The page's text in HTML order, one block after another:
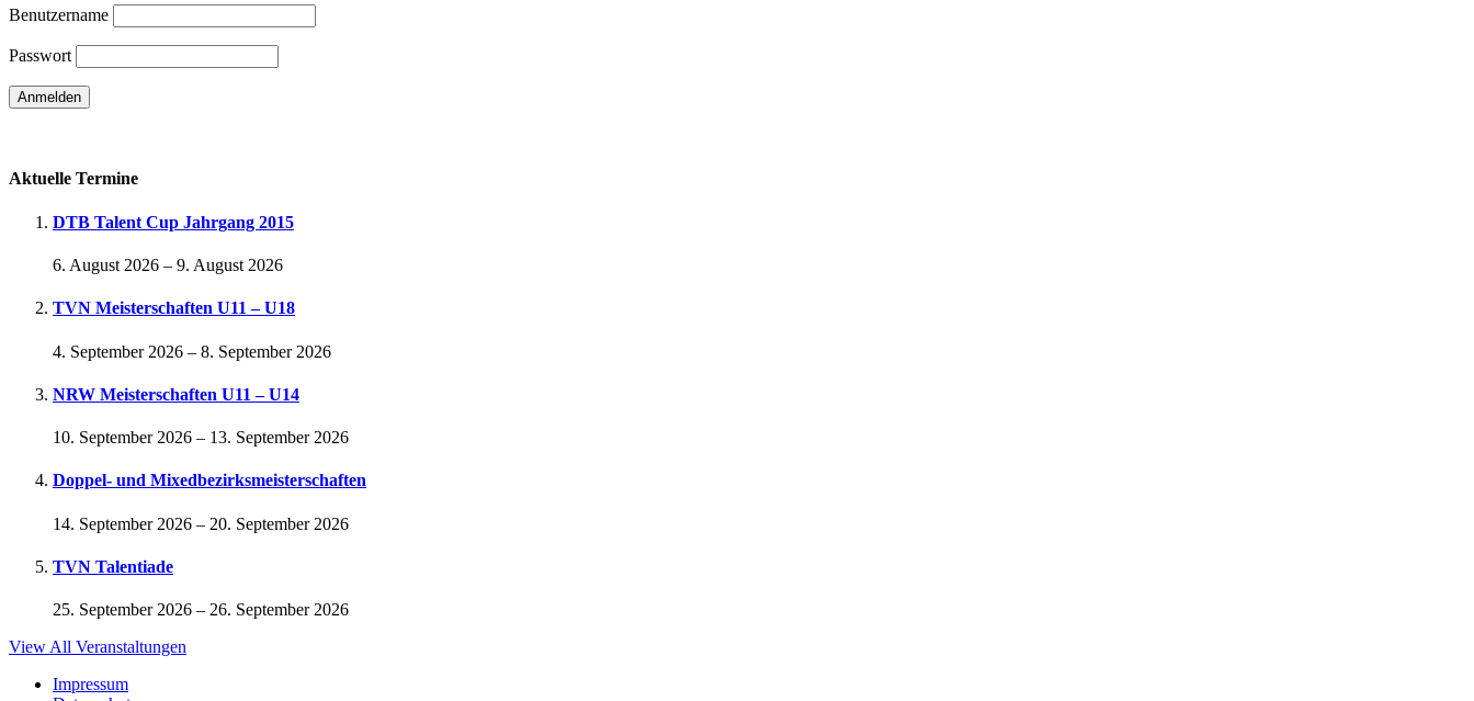
Benutzername
Passwort
Aktuelle Termine
DTB Talent Cup Jahrgang 2015
6. August 2026 – 9. August 2026
TVN Meisterschaften U11 – U18
4. September 2026 – 8. September 2026
NRW Meisterschaften U11 – U14
10. September 2026 – 13. September 2026
Doppel- und Mixedbezirksmeisterschaften
14. September 2026 – 20. September 2026
TVN Talentiade
25. September 2026 – 26. September 2026
View All Veranstaltungen
Impressum